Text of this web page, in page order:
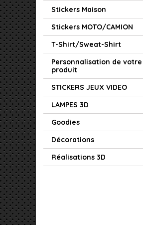
Stickers Maison
Stickers MOTO/CAMION
T-Shirt/Sweat-Shirt
Personnalisation de votre
produit
STICKERS JEUX VIDEO
LAMPES 3D
Goodies
Décorations
Réalisations 3D